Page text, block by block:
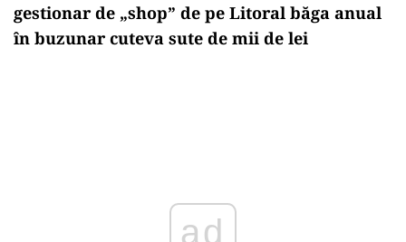
gestionar de „shop” de pe Litoral băga anual
în buzunar cuteva sute de mii de lei
ad